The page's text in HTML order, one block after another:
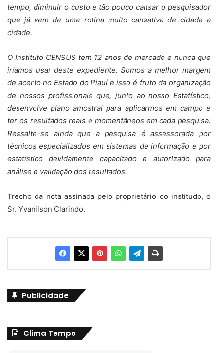
tempo, diminuir o custo e tão pouco cansar o pesquisador
que já vem de uma rotina muito cansativa de cidade a
cidade.
O Instituto CENSUS tem 12 anos de mercado e nunca que
iríamos usar deste expediente. Somos a melhor margem
de acerto no Estado do Piauí e isso é fruto da organização
de nossos profissionais que, junto ao nosso Estatístico,
desenvolve plano amostral para aplicarmos em campo e
ter os resultados reais e momentâneos em cada pesquisa.
Ressalte-se ainda que a pesquisa é assessorada por
técnicos especializados em sistemas de informação e por
estatístico devidamente capacitado e autorizado para
análise e validação dos resultados.
Trecho da nota assinada pelo proprietário do institudo, o
Sr. Yvanilson Clarindo.
Publicidade
Clima Tempo